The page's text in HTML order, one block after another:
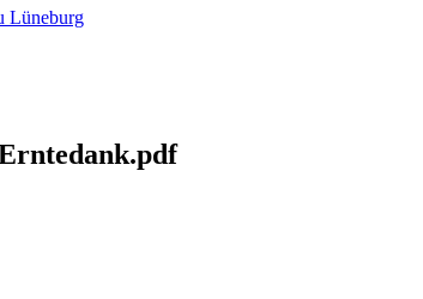
Lüneburg